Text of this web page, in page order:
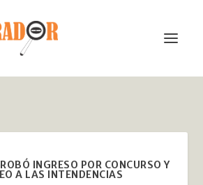
INGRESO POR CONCURSO Y
A LAS INTENDENCIAS